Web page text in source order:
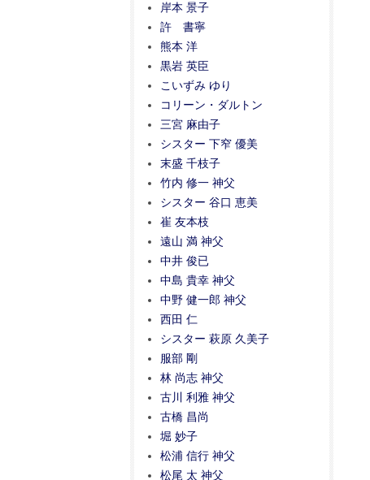
岸本 景子
許 書寧
熊本 洋
黒岩 英臣
こいずみ ゆり
コリーン・ダルトン
三宮 麻由子
シスター 下窄 優美
末盛 千枝子
竹内 修一 神父
シスター 谷口 恵美
崔 友本枝
遠山 満 神父
中井 俊已
中島 貴幸 神父
中野 健一郎 神父
西田 仁
シスター 萩原 久美子
服部 剛
林 尚志 神父
古川 利雅 神父
古橋 昌尚
堀 妙子
松浦 信行 神父
松尾 太 神父